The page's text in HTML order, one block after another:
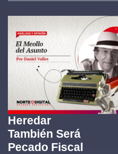
Heredar
También Será
Pecado Fiscal